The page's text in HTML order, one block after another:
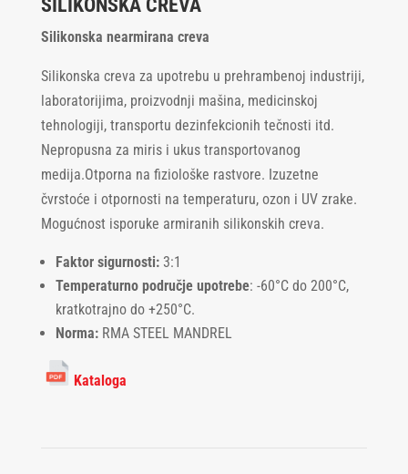
SILIKONSKA CREVA
Silikonska nearmirana creva
Silikonska creva za upotrebu u prehrambenoj industriji,
laboratorijima, proizvodnji mašina, medicinskoj
tehnologiji, transportu dezinfekcionih tečnosti itd.
Nepropusna za miris i ukus transportovanog
medija.Otporna na fiziološke rastvore. Izuzetne
čvrstoće i otpornosti na temperaturu, ozon i UV zrake.
Mogućnost isporuke armiranih silikonskih creva.
Faktor sigurnosti:3:1
Temperaturno područje upotrebe: -60°C do 200°C,
kratkotrajno do +250°C.
Norma:RMA STEEL MANDREL
Kataloga